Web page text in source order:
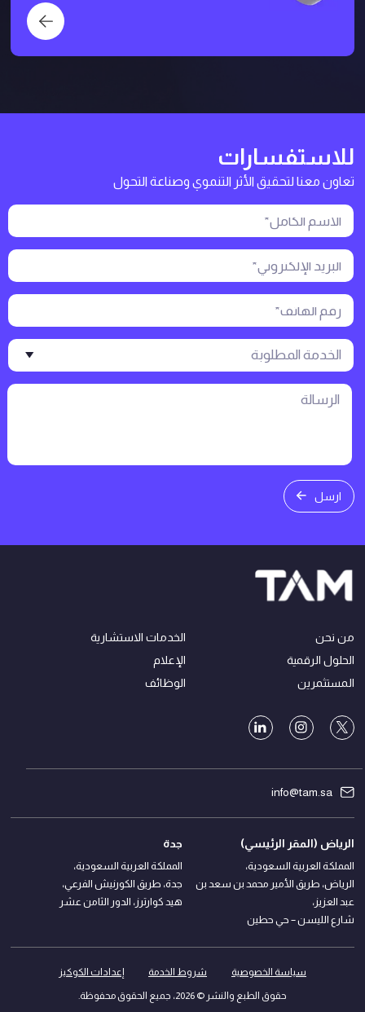
للاستفسارات
تعاون معنا لتحقيق الأثر التنموي وصناعة التحول
ارسل
من نحن
الخدمات الاستشارية
الحلول الرقمية
الإعلام
المستثمرين
الوظائف
info@tam.sa
الرياض (المقر الرئيسي)
المملكة العربية السعودية،
الرياض، طريق الأمير محمد بن سعد بن
عبد العزيز،
شارع الليسن – حي حطين
جدة
المملكة العربية السعودية،
جدة، طريق الكورنيش الفرعي،
هيد كوارترز، الدور الثامن عشر
حقوق الطبع والنشر © 2026، جميع الحقوق محفوظة.
سياسة الخصوصية شروط الخدمة إعدادات الكوكيز